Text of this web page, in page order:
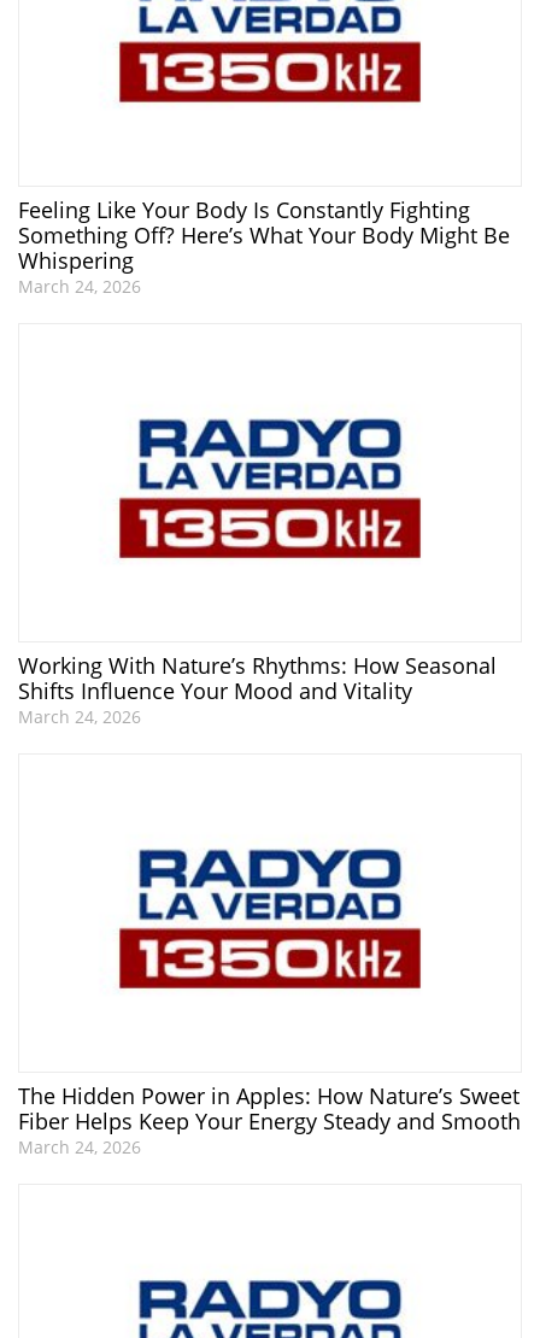
Feeling Like Your Body Is Constantly Fighting
Something Off? Here’s What Your Body Might Be
Whispering
March 24, 2026
Working With Nature’s Rhythms: How Seasonal
Shifts Influence Your Mood and Vitality
March 24, 2026
The Hidden Power in Apples: How Nature’s Sweet
Fiber Helps Keep Your Energy Steady and Smooth
March 24, 2026